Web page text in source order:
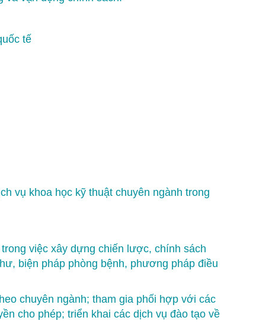
tế
vụ khoa học kỹ thuật chuyên ngành trong
việc xây dựng chiến lược, chính sách
biện pháp phòng bệnh, phương pháp điều
chuyên ngành; tham gia phối hợp với các
cho phép; triển khai các dịch vụ đào tạo về